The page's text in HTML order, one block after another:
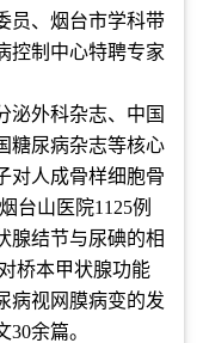
员、烟台市学科带
控制中心特聘专家
外科杂志、中国
糖尿病杂志等核心
对人成骨样细胞骨
台山医院1125例
腺结节与尿碘的相
桥本甲状腺功能
病视网膜病变的发
余篇。